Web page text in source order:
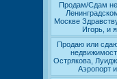
Продам/Сдам
Москве
Игорь, и
Продаю или
Острякова,
Аэропорт